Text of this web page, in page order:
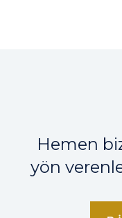
Hemen
yön